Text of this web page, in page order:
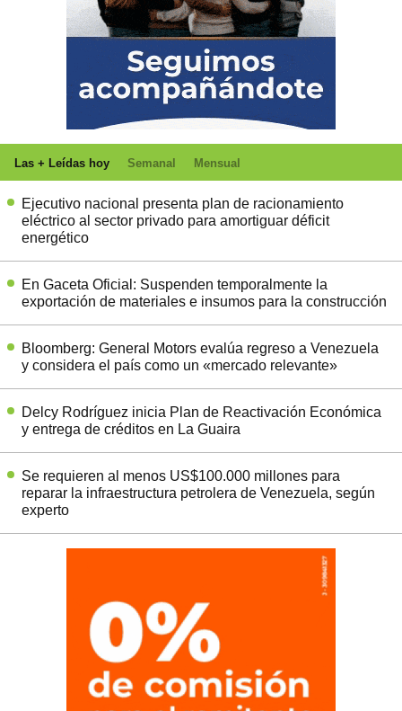
Las + Leídas hoy Semanal Mensual
Ejecutivo nacional presenta plan de racionamiento
eléctrico al sector privado para amortiguar déficit
energético
En Gaceta Oficial: Suspenden temporalmente la
exportación de materiales e insumos para la construcción
Bloomberg: General Motors evalúa regreso a Venezuela
y considera el país como un «mercado relevante»
Delcy Rodríguez inicia Plan de Reactivación Económica
y entrega de créditos en La Guaira
Se requieren al menos US$100.000 millones para
reparar la infraestructura petrolera de Venezuela, según
experto